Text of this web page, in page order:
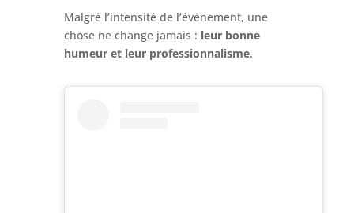
Malgré l’intensité de l’événement, une
chose ne change jamais : leur bonne
humeur et leur professionnalisme.